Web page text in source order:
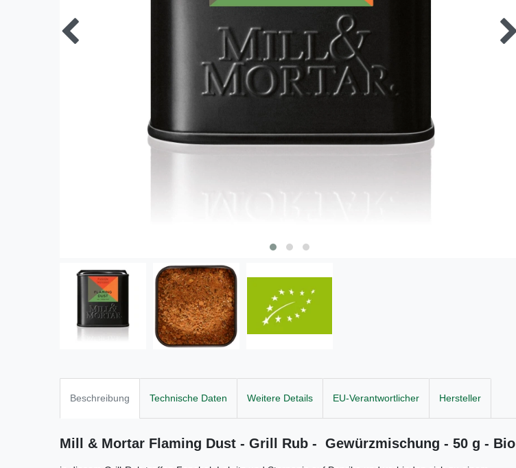
Beschreibung Technische Daten Weitere Details EU-Verantwortlicher Hersteller
Mill & Mortar Flaming Dust - Grill Rub - Gewürzmischung - 50 g - Bio